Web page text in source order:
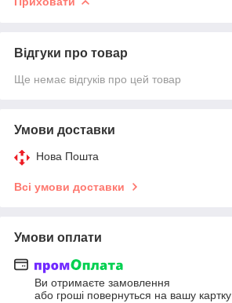
Відгуки про товар
Ще немає відгуків про цей товар
Умови доставки
Нова Пошта
Всі умови доставки
Умови оплати
Ви отримаєте замовлення
або гроші повернуться на вашу картку